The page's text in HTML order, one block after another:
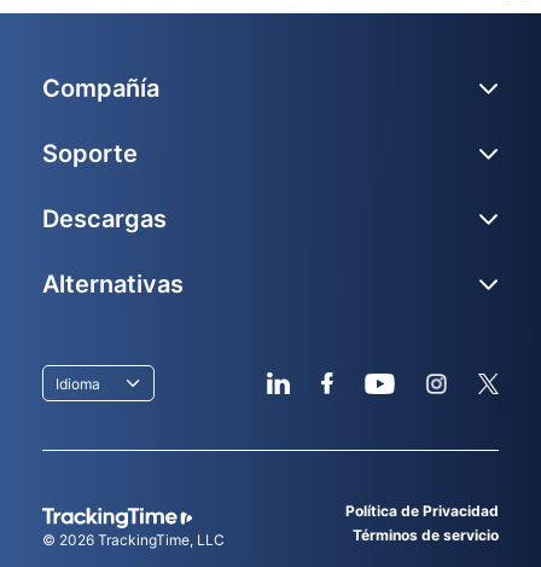
© 2026 TrackingTime, LLC
Política de Privacidad
Términos de servicio
Idioma
Compañía
Soporte
Descargas
Alternativas